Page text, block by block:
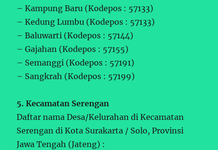
– Kampung Baru (Kodepos : 57133)
– Kedung Lumbu (Kodepos : 57133)
– Baluwarti (Kodepos : 57144)
– Gajahan (Kodepos : 57155)
– Semanggi (Kodepos : 57191)
– Sangkrah (Kodepos : 57199)
5. Kecamatan Serengan
Daftar nama Desa/Kelurahan di Kecamatan
Serengan di Kota Surakarta / Solo, Provinsi
Jawa Tengah (Jateng) :